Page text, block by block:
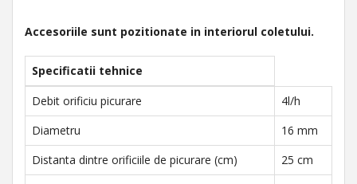
Accesoriile sunt pozitionate in interiorul coletului.
Specificatii tehnice
Debit orificiu picurare
4l/h
Diametru
16 mm
Distanta dintre orificiile de picurare (cm)
25 cm